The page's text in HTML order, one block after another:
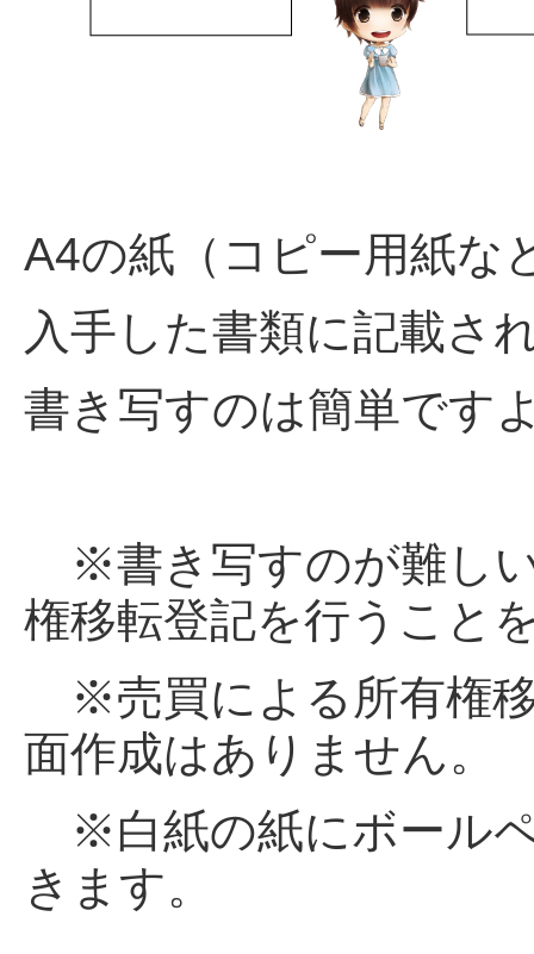
A4の紙（コピー用紙な
入手した書類に記載さ
書き写すのは簡単です
※書き写すのが難し
権移転登記を行うこと
※売買による所有権
面作成はありません。
※白紙の紙にボール
きます。